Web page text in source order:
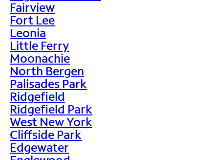
Fairview
Fort Lee
Leonia
Little Ferry
Moonachie
North Bergen
Palisades Park
Ridgefield
Ridgefield Park
West New York
Cliffside Park
Edgewater